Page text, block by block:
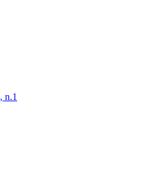
n.1